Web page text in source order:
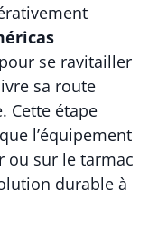
se ravitailler
sa route
Cette étape
l’équipement
ou sur le tarmac
durable à